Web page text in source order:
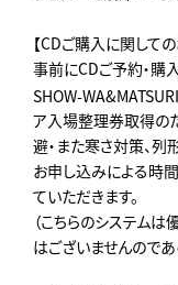
【CDご購入に関しての
事前にCDご予約・購
SHOW-
ア入場整理券取得の
避・また寒さ対策、
お申し込みによる時
ていただきます。
（こちらのシステム
はございませんのであ